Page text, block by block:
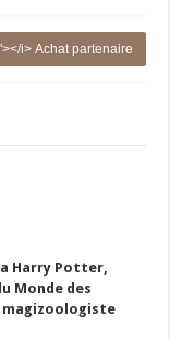
i> Achat partenaire
Harry Potter,
Monde des
magizoologiste